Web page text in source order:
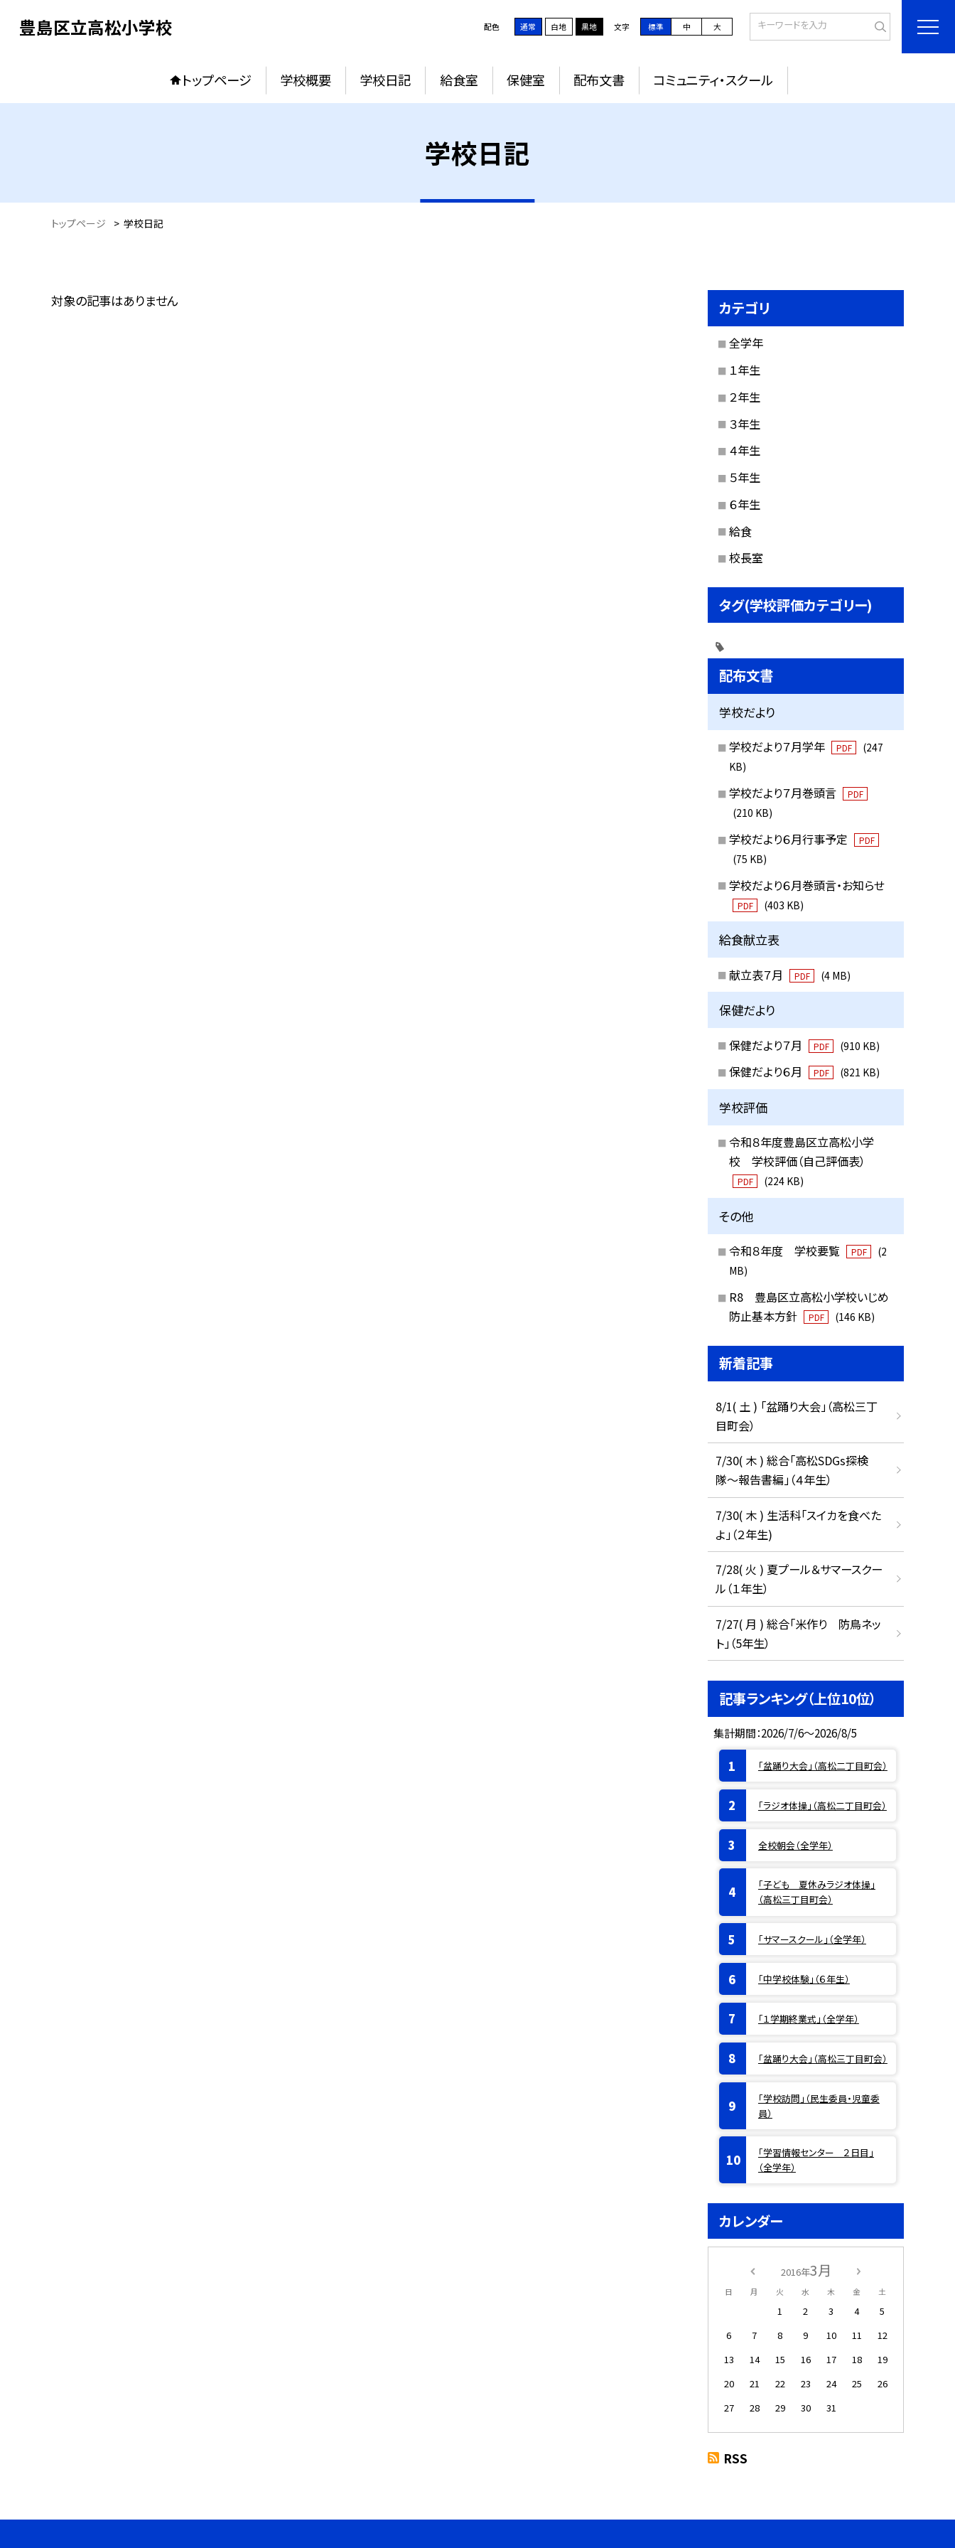
豊島区立高松小学校 配色 通常 白地 黒地 文字 標準 中 大
トップページ 学校概要 学校日記 給食室 保健室 配布文書 コミュニティ・スクール
学校日記
トップページ > 学校日記
対象の記事はありません カテゴリ
全学年
１年生
２年生
３年生
４年生
５年生
６年生
給食
校長室
タグ(学校評価カテゴリー)
配布文書
学校だより
学校だより７月学年 PDF
(247
KB)
学校だより７月巻頭言 PDF
(210 KB)
学校だより６月行事予定 PDF
(75 KB)
学校だより６月巻頭言・お知らせ
PDF (403 KB)
給食献立表
献立表７月 PDF (4 MB)
保健だより
保健だより７月 PDF (910 KB)
保健だより６月 PDF (821 KB)
学校評価
令和８年度豊島区立高松小学
校 学校評価（自己評価表）
PDF (224 KB)
その他
令和８年度 学校要覧 PDF
(2
MB)
R8 豊島区立高松小学校いじめ
防止基本方針
PDF (146 KB)
新着記事
8/1( 土 ) 「盆踊り大会」（高松三丁
目町会）
7/30( 木 ) 総合「高松SDGs探検
隊〜報告書編」（４年生）
7/30( 木 ) 生活科「スイカを食べた
よ」（２年生)
7/28( 火 ) 夏プール＆サマースクー
ル（１年生）
7/27( 月 ) 総合「米作り 防鳥ネッ
ト」（5年生）
記事ランキング（上位10位）
集計期間：2026/7/6～2026/8/5
「盆踊り大会」（高松二丁目町会）
「ラジオ体操」（高松二丁目町会）
全校朝会（全学年）
「子ども 夏休みラジオ体操」
（高松三丁目町会）
「サマースクール」（全学年）
「中学校体験」（６年生）
「１学期終業式」（全学年）
「盆踊り大会」（高松三丁目町会）
「学校訪問」（民生委員・児童委
員）
「学習情報センター ２日目」
（全学年）
カレンダー
2016年3月
日 月 火 水 木 金 土
1 2 3 4
5
6
7 8 9 10 11
12
13
14 15 16 17 18
19
20
21 22 23 24 25
26
27
28 29 30 31
RSS